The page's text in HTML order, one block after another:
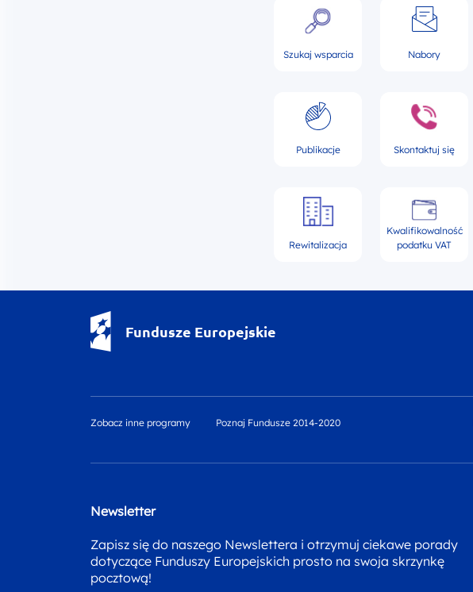
Szukaj wsparcia Nabory
Publikacje Skontaktuj się
Rewitalizacja
Kwalifikowalność
podatku VAT
Fundusze Europejskie
Zobacz inne programy Poznaj Fundusze 2014-2020
Newsletter
Zapisz się do naszego Newslettera i otrzymuj ciekawe porady
dotyczące Funduszy Europejskich prosto na swoja skrzynkę
pocztową!